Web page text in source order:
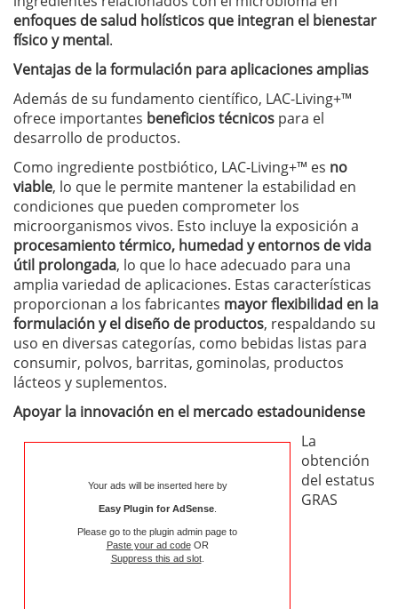
enfoques de salud holísticos que integran el bienestar
físico y mental.
Ventajas de la formulación para aplicaciones amplias
Además de su fundamento científico, LAC-Living+™
ofrece importantes beneficios técnicos para el
desarrollo de productos.
Como ingrediente postbiótico, LAC-Living+™ es no
viable, lo que le permite mantener la estabilidad en
condiciones que pueden comprometer los
microorganismos vivos. Esto incluye la exposición a
procesamiento térmico, humedad y entornos de vida
útil prolongada, lo que lo hace adecuado para una
amplia variedad de aplicaciones. Estas características
proporcionan a los fabricantes mayor flexibilidad en la
formulación y el diseño de productos, respaldando su
uso en diversas categorías, como bebidas listas para
consumir, polvos, barritas, gominolas, productos
lácteos y suplementos.
Apoyar la innovación en el mercado estadounidense
Your ads will be inserted here by
Easy Plugin for AdSense.
Please go to the plugin admin page to
Paste your ad codeOR
Suppress this ad slot.
La
obtención
del estatus
GRAS